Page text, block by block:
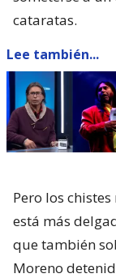
cataratas.
Lee también...
Pero los
está más
que también
Moreno